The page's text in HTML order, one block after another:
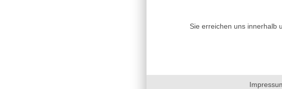
Sie erreichen uns innerhalb